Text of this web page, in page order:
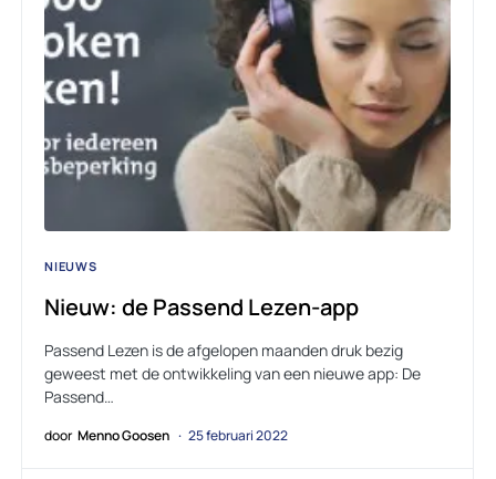
NIEUWS
Nieuw: de Passend Lezen-app
Passend Lezen is de afgelopen maanden druk bezig
geweest met de ontwikkeling van een nieuwe app: De
Passend…
door Menno Goosen 25 februari 2022